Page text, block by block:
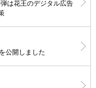
は花王のデジタル広告
公開しました